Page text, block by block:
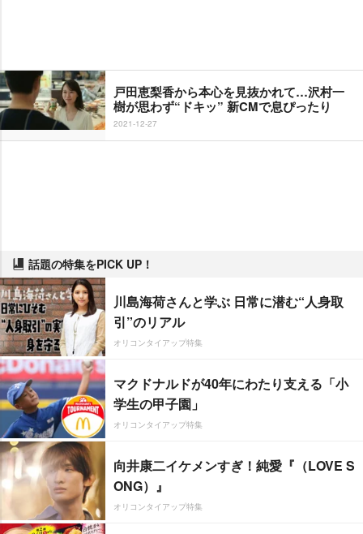
戸田恵梨香から本心を見抜かれて…沢村一
樹が思わず“ドキッ” 新CMで息ぴったり
2021-12-27
話題の特集をPICK UP！
川島海荷さんと学ぶ 日常に潜む“人身取
引”のリアル
オリコンタイアップ特集
マクドナルドが40年にわたり支える「小
学生の甲子園」
オリコンタイアップ特集
向井康二イケメンすぎ！純愛『（LOVE S
ONG）』
オリコンタイアップ特集